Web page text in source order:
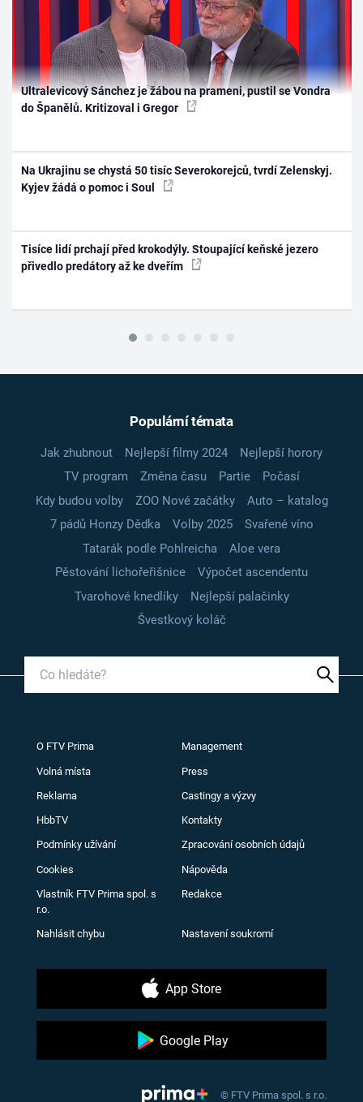
Ultralevicový Sánchez je žábou na prameni, pustil se Vondra
do Španělů. Kritizoval i Gregor
Na Ukrajinu se chystá 50 tisíc Severokorejců, tvrdí Zelenskyj.
Kyjev žádá o pomoc i Soul
Tisíce lidí prchají před krokodýly. Stoupající keňské jezero
přivedlo predátory až ke dveřím
Populární témata
Jak zhubnout Nejlepší filmy 2024
Nejlepší horory
TV program
Změna času Partie
Počasí
Kdy budou volby
ZOO Nové začátky
Auto – katalog
7 pádů Honzy Dědka
Volby 2025
Svařené víno
Tatarák podle Pohlreicha
Aloe vera
Pěstování lichořeřišnice
Výpočet ascendentu
Tvarohové knedlíky
Nejlepší palačinky
Švestkový koláč
O FTV Prima Management
Volná místa Press
Reklama Castingy a výzvy
HbbTV Kontakty
Podmínky užívání Zpracování osobních údajů
Cookies Nápověda
Vlastník FTV Prima spol. s
r.o.
Redakce
Nahlásit chybu Nastavení soukromí
App Store
Google Play
© FTV Prima spol. s r.o.